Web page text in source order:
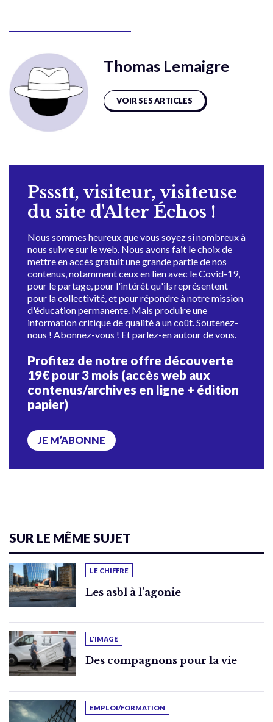
Thomas Lemaigre
VOIR SES ARTICLES
Pssstt, visiteur, visiteuse
du site d'Alter Échos !
Nous sommes heureux que vous soyez si nombreux à
nous suivre sur le web. Nous avons fait le choix de
mettre en accès gratuit une grande partie de nos
contenus, notamment ceux en lien avec le Covid-19,
pour le partage, pour l'intérêt qu'ils représentent
pour la collectivité, et pour répondre à notre mission
d'éducation permanente. Mais produire une
information critique de qualité a un coût. Soutenez-
nous ! Abonnez-vous ! Et parlez-en autour de vous.
Profitez de notre offre découverte
19€ pour 3 mois (accès web aux
contenus/archives en ligne + édition
papier)
JE M’ABONNE
SUR LE MÊME SUJET
LE CHIFFRE
Les asbl à l’agonie
L'IMAGE
Des compagnons pour la vie
EMPLOI/FORMATION